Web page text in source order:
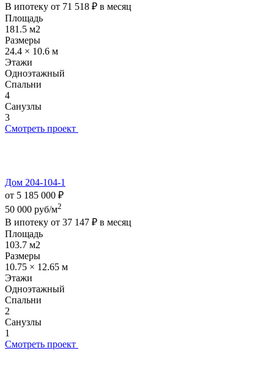
В ипотеку от 71 518 ₽ в месяц
Площадь
181.5 м2
Размеры
24.4 × 10.6 м
Этажи
Одноэтажный
Спальни
4
Санузлы
3
Смотреть проект
Дом 204-104-1
от 5 185 000 ₽
50 000 руб/м2
В ипотеку от 37 147 ₽ в месяц
Площадь
103.7 м2
Размеры
10.75 × 12.65 м
Этажи
Одноэтажный
Спальни
2
Санузлы
1
Смотреть проект